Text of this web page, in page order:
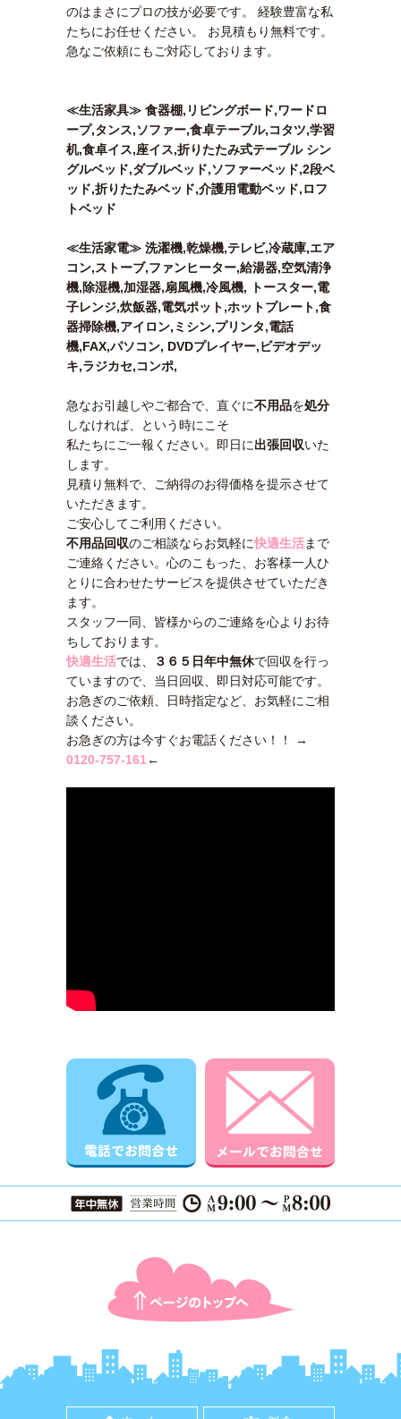
のはまさにプロの技が必要です。 経験豊富な私
たちにお任せください。 お見積もり無料です。
急なご依頼にもご対応しております。
≪生活家具≫ 食器棚,リビングボード,ワードロ
ープ,タンス,ソファー,食卓テーブル,コタツ,学習
机,食卓イス,座イス,折りたたみ式テーブル シン
グルベッド,ダブルベッド,ソファーベッド,2段ベ
ッド,折りたたみベッド,介護用電動ベッド,ロフ
トベッド
≪生活家電≫ 洗濯機,乾燥機,テレビ,冷蔵庫,エア
コン,ストーブ,ファンヒーター,給湯器,空気清浄
機,除湿機,加湿器,扇風機,冷風機, トースター,電
子レンジ,炊飯器,電気ポット,ホットプレート,食
器掃除機,アイロン,ミシン,プリンタ,電話
機,FAX,パソコン, DVDプレイヤー,ビデオデッ
キ,ラジカセ,コンポ,
急なお引越しやご都合で、直ぐに不用品を処分
しなければ、という時にこそ
私たちにご一報ください。即日に出張回収いた
します。
見積り無料で、ご納得のお得価格を提示させて
いただきます。
ご安心してご利用ください。
不用品回収のご相談ならお気軽に快適生活まで
ご連絡ください。心のこもった、お客様一人ひ
とりに合わせたサービスを提供させていただき
ます。
スタッフ一同、皆様からのご連絡を心よりお待
ちしております。
快適生活では、 ３６５日年中無休で回収を行っ
ていますので、当日回収、即日対応可能です。
お急ぎのご依頼、日時指定など、お気軽にご相
談ください。
お急ぎの方は今すぐお電話ください！！ →
0120-757-161 ←
電話でお問合せ